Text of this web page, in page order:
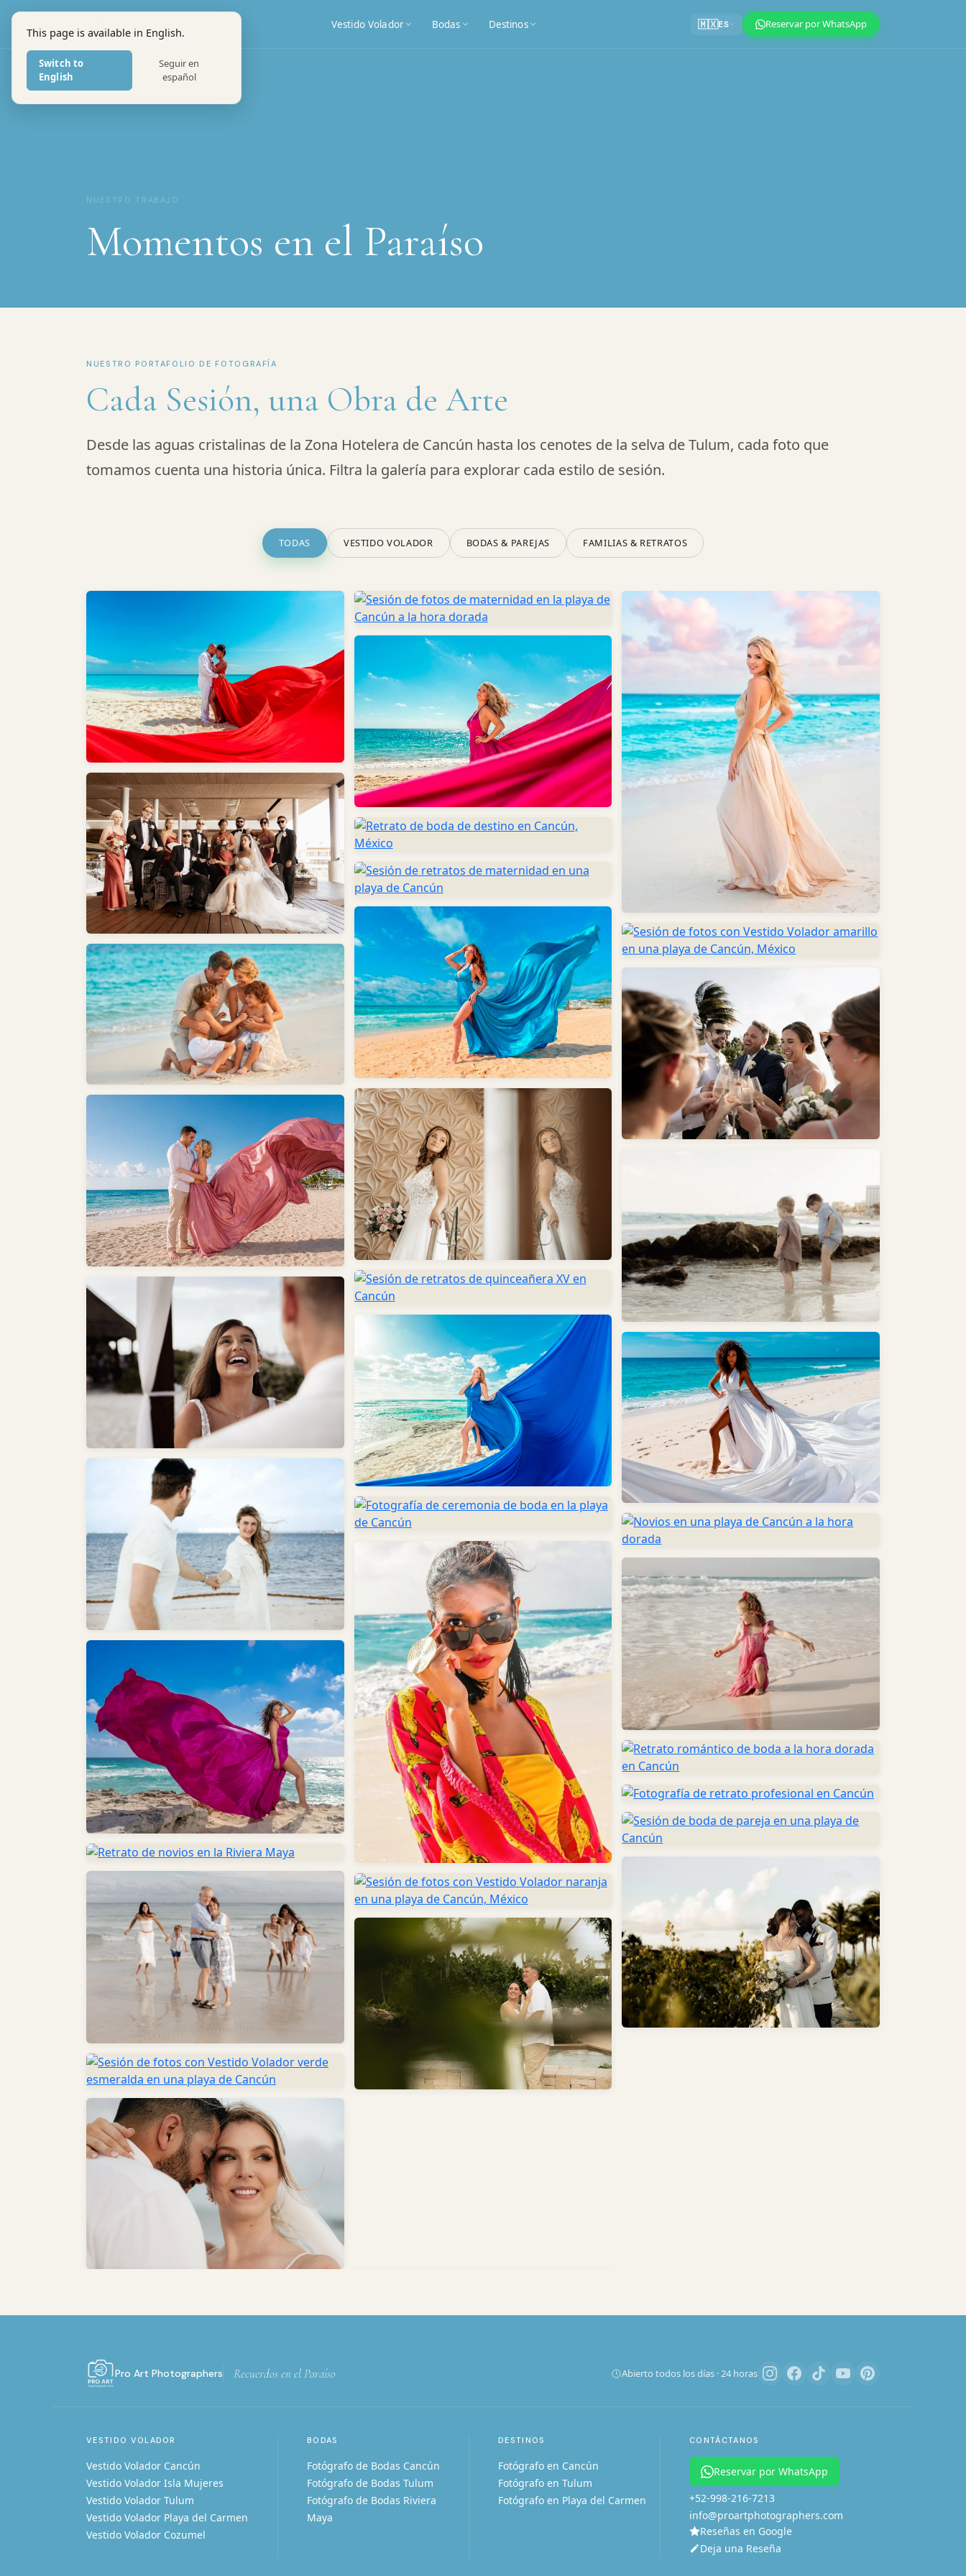
This page is available in English.
Switch to
English
Seguir en
español
PHOTOGRAPHERS
Vestido Volador Bodas Destinos 🇲🇽ES Reservar por WhatsApp
NUESTRO TRABAJO
Momentos en el Paraíso
NUESTRO PORTAFOLIO DE FOTOGRAFÍA
Cada Sesión, una Obra de Arte
Desde las aguas cristalinas de la Zona Hotelera de Cancún hasta los cenotes de la selva de Tulum, cada foto que
tomamos cuenta una historia única. Filtra la galería para explorar cada estilo de sesión.
TODAS VESTIDO VOLADOR BODAS & PAREJAS FAMILIAS & RETRATOS
Pro Art Photographers Recuerdos en el Paraíso Abierto todos los días · 24 horas
VESTIDO VOLADOR
Vestido Volador Cancún
Vestido Volador Isla Mujeres
Vestido Volador Tulum
Vestido Volador Playa del Carmen
Vestido Volador Cozumel
BODAS
Fotógrafo de Bodas Cancún
Fotógrafo de Bodas Tulum
Fotógrafo de Bodas Riviera
Maya
DESTINOS
Fotógrafo en Cancún
Fotógrafo en Tulum
Fotógrafo en Playa del Carmen
CONTÁCTANOS
Reservar por WhatsApp
+52-998-216-7213
info@proartphotographers.com
Reseñas en Google
Deja una Reseña
1 Tu sesión
Cuéntanos sobre tu sesión